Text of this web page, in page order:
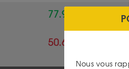
77.90 €
50.60 €
Nous vous